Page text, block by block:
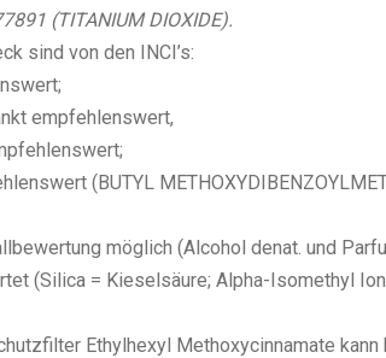
(TITANIUM DIOXIDE).
sind von den INCI’s:
empfehlenswert,
(BUTYL
möglich (Alcohol denat. und
(Silica = Kieselsäure; Alpha-Isomethyl
Ethylhexyl Methoxycinnamate